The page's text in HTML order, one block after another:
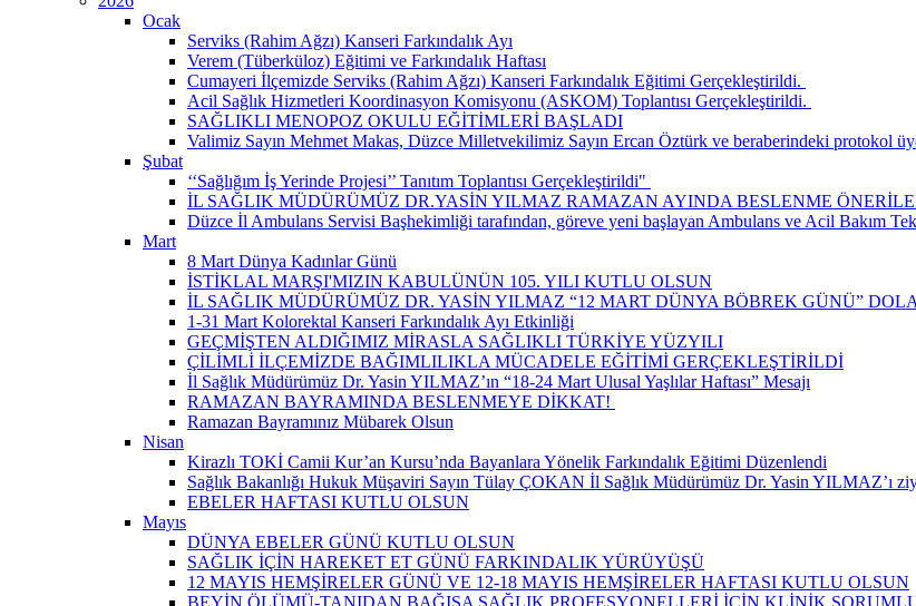
Ocak
Serviks (Rahim Ağzı) Kanseri Farkındalık Ayı
Verem (Tüberküloz) Eğitimi ve Farkındalık Haftası
Cumayeri İlçemizde Serviks (Rahim Ağzı) Kanseri Farkındalık Eğitimi Gerçekleştirildi. ​
Acil Sağlık Hizmetleri Koordinasyon Komisyonu (ASKOM) Toplantısı Gerçekleştirildi. ​
SAĞLIKLI MENOPOZ OKULU EĞİTİMLERİ BAŞLADI
Valimiz Sayın Mehmet Makas, Düzce Milletvekilimiz Sayın Ercan Öztürk ve beraberindeki protokol
Şubat
‘‘Sağlığım İş Yerinde Projesi’’ Tanıtım Toplantısı Gerçekleştirildi" ​
İL SAĞLIK MÜDÜRÜMÜZ DR.YASİN YILMAZ RAMAZAN AYINDA BESLENME
Düzce İl Ambulans Servisi Başhekimliği tarafından, göreve yeni başlayan Ambulans ve Acil Bakım
Mart
8 Mart Dünya Kadınlar Günü
İSTİKLAL MARŞI'MIZIN KABULÜNÜN 105. YILI KUTLU OLSUN
İL SAĞLIK MÜDÜRÜMÜZ DR. YASİN YILMAZ “12 MART DÜNYA BÖBREK GÜNÜ”
1-31 Mart Kolorektal Kanseri Farkındalık Ayı Etkinliği
GEÇMİŞTEN ALDIĞIMIZ MİRASLA SAĞLIKLI TÜRKİYE YÜZYILI
ÇİLİMLİ İLÇEMİZDE BAĞIMLILIKLA MÜCADELE EĞİTİMİ GERÇEKLEŞTİRİLDİ
İl Sağlık Müdürümüz Dr. Yasin YILMAZ’ın “18-24 Mart Ulusal Yaşlılar Haftası” Mesajı
RAMAZAN BAYRAMINDA BESLENMEYE DİKKAT! ​
Ramazan Bayramınız Mübarek Olsun
Nisan
Kirazlı TOKİ Camii Kur’an Kursu’nda Bayanlara Yönelik Farkındalık Eğitimi Düzenlendi
Sağlık Bakanlığı Hukuk Müşaviri Sayın Tülay ÇOKAN İl Sağlık Müdürümüz Dr. Yasin YILMAZ’ı
EBELER HAFTASI KUTLU OLSUN
Mayıs
DÜNYA EBELER GÜNÜ KUTLU OLSUN
SAĞLIK İÇİN HAREKET ET GÜNÜ FARKINDALIK YÜRÜYÜŞÜ
12 MAYIS HEMŞİRELER GÜNÜ VE 12-18 MAYIS HEMŞİRELER HAFTASI KUTLU OLSUN
BEYİN ÖLÜMÜ-TANIDAN BAĞIŞA SAĞLIK PROFESYONELLERİ İÇİN KLİNİK